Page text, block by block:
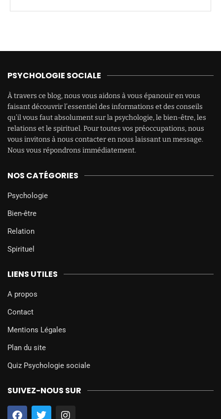
PSYCHOLOGIE SOCIALE
À travers ce blog, nous vous aidons à vous épanouir en vous
faisant découvrir l’essentiel des informations et des conseils
qu’il vous faut absolument sur la psychologie, le bien-être, les
relations et le spirituel. Pour toutes vos préoccupations, nous
vous invitons à nous contacter en nous laissant un message.
Nous vous répondrons immédiatement.
NOS CATÉGORIES
Psychologie
Bien-être
Relation
Spirituel
LIENS UTILES
A propos
Contact
Mentions Légales
Plan du site
Quiz Psychologie sociale
SUIVEZ-NOUS SUR